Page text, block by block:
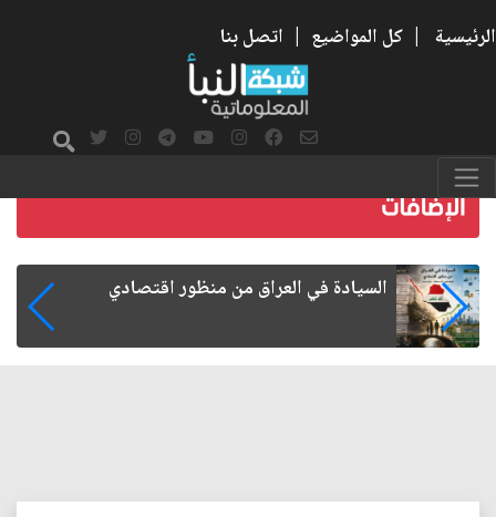
الرئيسية | كل المواضيع | اتصل بنا
ما بعد الأربعين.. كيف اتسعت الزيارة من هويتها